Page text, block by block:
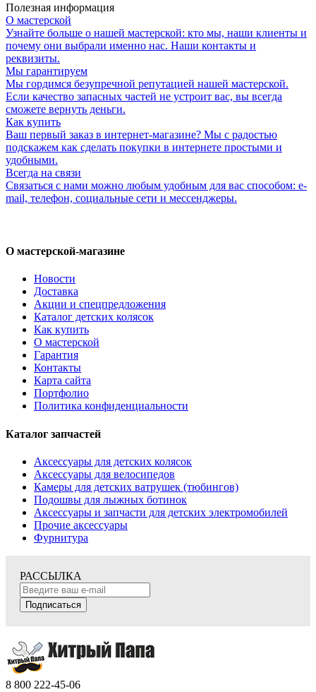
Полезная информация
О мастерской
Узнайте больше о нашей мастерской: кто мы, наши клиенты и
почему они выбрали именно нас. Наши контакты и
реквизиты.
Мы гарантируем
Мы гордимся безупречной репутацией нашей мастерской.
Если качество запасных частей не устроит вас, вы всегда
сможете вернуть деньги.
Как купить
Ваш первый заказ в интернет-магазине? Мы с радостью
подскажем как сделать покупки в интернете простыми и
удобными.
Всегда на связи
Связаться с нами можно любым удобным для вас способом: e-
mail, телефон, социальные сети и мессенджеры.
О мастерской-магазине
Новости
Доставка
Акции и спецпредложения
Каталог детских колясок
Как купить
О мастерской
Гарантия
Контакты
Карта сайта
Портфолио
Политика конфиденциальности
Каталог запчастей
Аксессуары для детских колясок
Аксессуары для велосипедов
Камеры для детских ватрушек (тюбингов)
Подошвы для лыжных ботинок
Аксессуары и запчасти для детских электромобилей
Прочие аксессуары
Фурнитура
РАССЫЛКА
Подписаться
8 800 222-45-06